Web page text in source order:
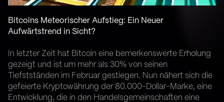
Bitcoins Meteorischer Aufstieg: Ein Neuer
Aufwärtstrend in Sicht?
In letzter Zeit hat Bitcoin eine bemerkenswerte Erholung
gezeigt und ist um mehr als 30% von seinen
Tiefstständen im Februar gestiegen. Nun nähert sich die
gefeierte Kryptowährung der 80.000-Dollar-Marke, eine
Entwicklung, die in den Handelsgemeinschaften eine